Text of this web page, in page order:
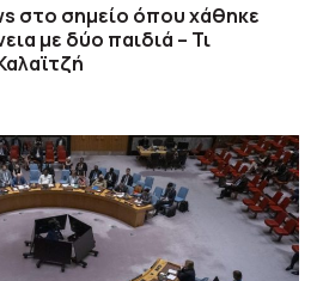
στο σημείο όπου χάθηκε
με δύο παιδιά – Τι